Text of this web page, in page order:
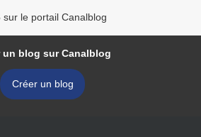
le portail Canalblog
un blog sur Canalblog
Créer un blog